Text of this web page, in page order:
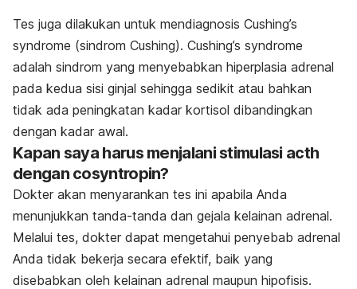
Tes juga dilakukan untuk mendiagnosis Cushing’s
syndrome (sindrom Cushing). Cushing’s syndrome
adalah sindrom yang menyebabkan hiperplasia adrenal
pada kedua sisi ginjal sehingga sedikit atau bahkan
tidak ada peningkatan kadar kortisol dibandingkan
dengan kadar awal.
Kapan saya harus menjalani stimulasi acth
dengan cosyntropin?
Dokter akan menyarankan tes ini apabila Anda
menunjukkan tanda-tanda dan gejala kelainan adrenal.
Melalui tes, dokter dapat mengetahui penyebab adrenal
Anda tidak bekerja secara efektif, baik yang
disebabkan oleh kelainan adrenal maupun hipofisis.